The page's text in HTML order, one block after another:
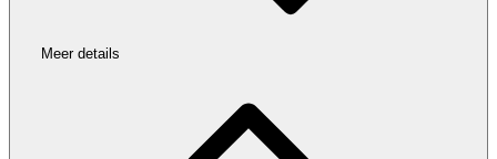
Meer details